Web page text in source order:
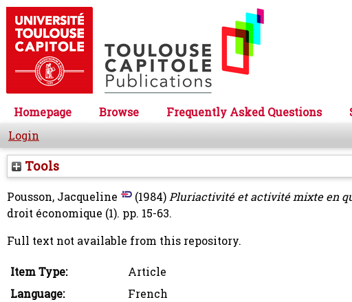
Homepage Browse Frequently Asked Questions
Login
Tools
Pousson, Jacqueline (1984)Pluriactivité et activité mixte en
droit économique (1). pp. 15-63.
Full text not available from this repository.
Item Type:
Article
Language:
French